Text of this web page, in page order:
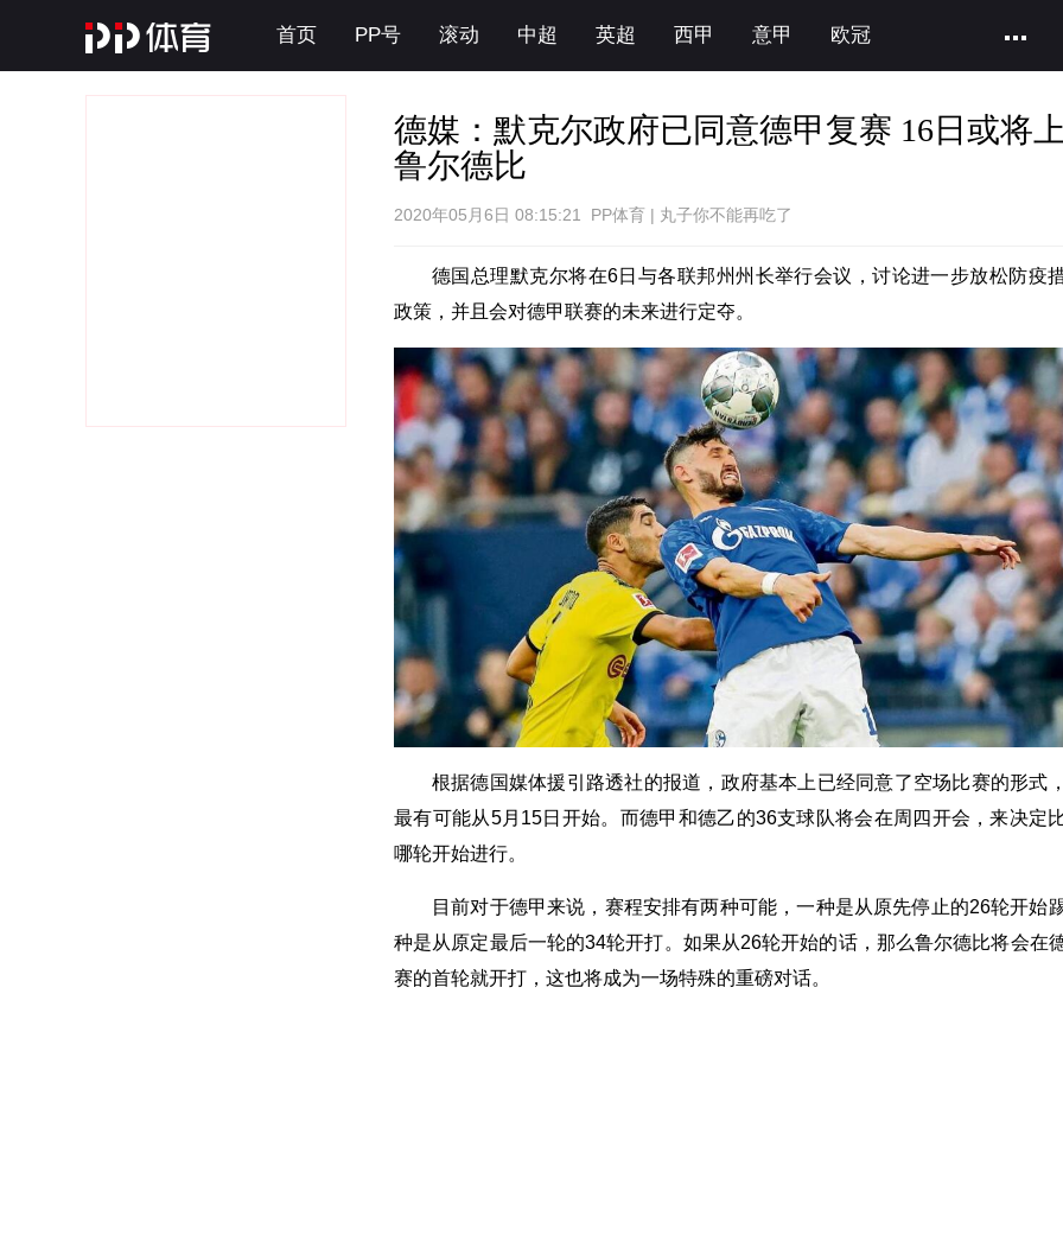
首页 PP号 滚动 中超 英超 西甲 意甲 欧冠
德媒：默克尔政府已同意德甲复赛 16日或将
鲁尔德比
2020年05月6日 08:15:21 PP体育 | 丸子你不能再吃了
德国总理默克尔将在6日与各联邦州州长举行会议，讨论进一步放松防疫
政策，并且会对德甲联赛的未来进行定夺。
根据德国媒体援引路透社的报道，政府基本上已经同意了空场比赛的形式
最有可能从5月15日开始。而德甲和德乙的36支球队将会在周四开会，来决定
哪轮开始进行。
目前对于德甲来说，赛程安排有两种可能，一种是从原先停止的26轮开始
种是从原定最后一轮的34轮开打。如果从26轮开始的话，那么鲁尔德比将会在
赛的首轮就开打，这也将成为一场特殊的重磅对话。